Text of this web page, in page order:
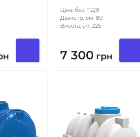
Ціна: без ПДВ
Діаметр, см: 80
Висота, см: 225
7 300 грн